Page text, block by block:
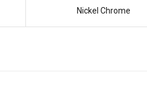
Nickel Chrome